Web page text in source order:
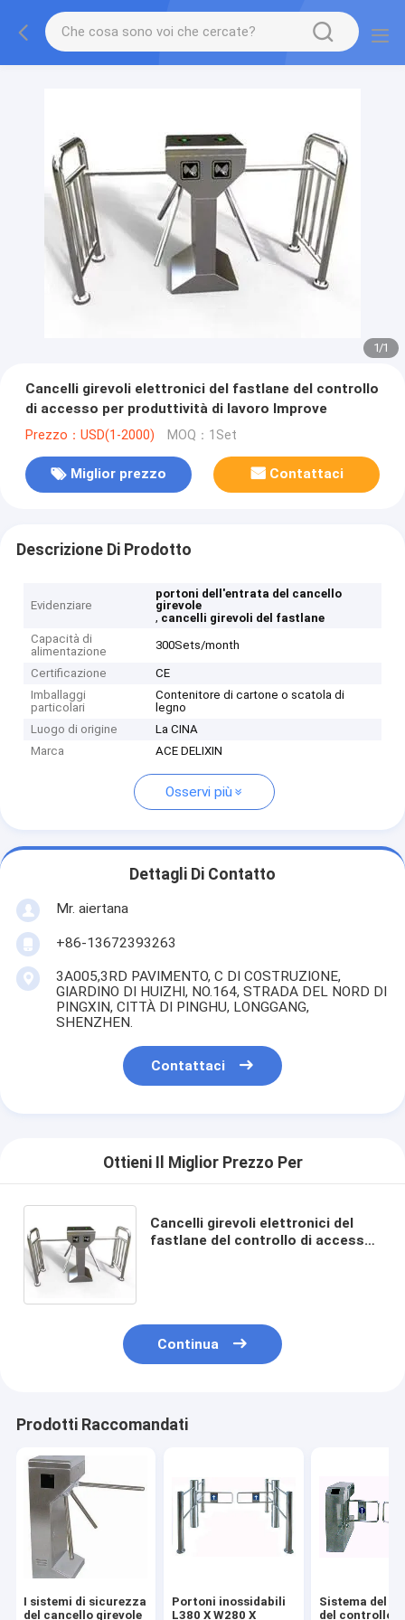
1/1
Cancelli girevoli elettronici del fastlane del controllo
di accesso per produttività di lavoro Improve
Prezzo：USD(1-2000) MOQ：1Set
Miglior prezzo Contattaci
Descrizione Di Prodotto
Evidenziare
portoni dell'entrata del cancello
girevole
, cancelli girevoli del fastlane
Capacità di
alimentazione
300Sets/month
Certificazione
CE
Imballaggi
particolari
Contenitore di cartone o scatola di
legno
Luogo di origine
La CINA
Marca
ACE DELIXIN
Osservi più
Dettagli Di Contatto
Mr. aiertana
+86-13672393263
3A005,3RD PAVIMENTO, C DI COSTRUZIONE,
GIARDINO DI HUIZHI, NO.164, STRADA DEL NORD DI
PINGXIN, CITTÀ DI PINGHU, LONGGANG,
SHENZHEN.
Contattaci
Ottieni Il Miglior Prezzo Per
Cancelli girevoli elettronici del
fastlane del controllo di accesso
Continua
Prodotti Raccomandati
I sistemi di sicurezza
del cancello girevole
Portoni inossidabili
L380 X W280 X
Sistema del
del controllo